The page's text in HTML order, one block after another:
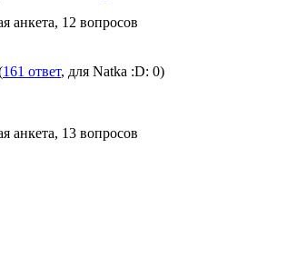
анкета, 12 вопросов
161 ответ, для Natka :D: 0)
анкета, 13 вопросов